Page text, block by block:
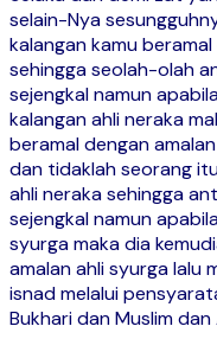
selain-Nya
kalangan kamu
sehingga seolah-olah
sejengkal namun
kalangan ahli neraka
beramal dengan
dan tidaklah seorang
ahli neraka sehingga
sejengkal namun
syurga maka dia
amalan ahli syurga lalu
isnad melalui
Bukhari dan Muslim dan